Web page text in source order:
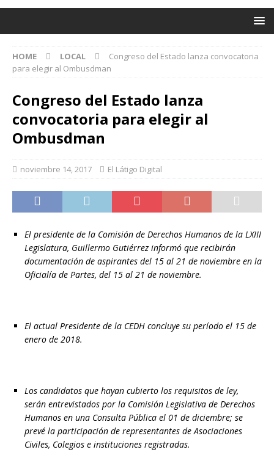
HOME LOCAL
Congreso del Estado lanza convocatoria
para elegir al Ombusdman
Congreso del Estado lanza
convocatoria para elegir al
Ombusdman
noviembre 14, 2017 El Látigo Digital
El presidente de la Comisión de Derechos Humanos de la LXIII
Legislatura, Guillermo Gutiérrez informó que recibirán
documentación de aspirantes del 15 al 21 de noviembre en la
Oficialía de Partes, del 15 al 21 de noviembre.
El actual Presidente de la CEDH concluye su período el 15 de
enero de 2018.
Los candidatos que hayan cubierto los requisitos de ley,
serán entrevistados por la Comisión Legislativa de Derechos
Humanos en una Consulta Pública el 01 de diciembre; se
prevé la participación de representantes de Asociaciones
Civiles, Colegios e instituciones registradas.